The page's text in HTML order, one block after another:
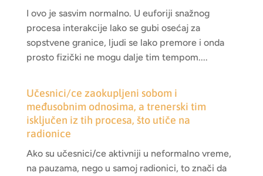
I ovo je sasvim normalno. U euforiji snažnog
procesa interakcije lako se gubi osećaj za
sopstvene granice, ljudi se lako premore i onda
prosto fizički ne mogu dalje tim tempom....
Učesnici/ce zaokupljeni sobom i
međusobnim odnosima, a trenerski tim
isključen iz tih procesa, što utiče na
radionice
Ako su učesnici/ce aktivniji u neformalno vreme,
na pauzama, nego u samoj radionici, to znači da